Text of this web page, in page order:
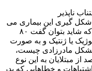
ناپذیر
گیری این بیمارى می
گوید: اختلال هویت جنسی اختلالی است که شاید بتوان گفت ۸۰
یا ژنتیک و به صورت
مادرزادی چیست،
نشده است؛ ولی ۲۰ درصد از مبتلایان به این نوع
و خطاهایی که پدر